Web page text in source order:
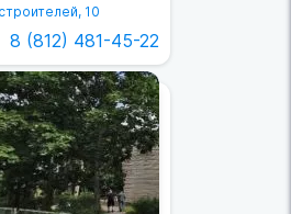
10
8 (812) 481-45-22